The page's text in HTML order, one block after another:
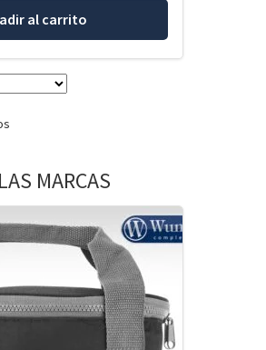
al carrito
MARCAS